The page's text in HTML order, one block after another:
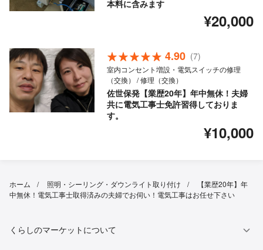
本料に含みます
¥20,000
4.90 (7)
室内コンセント増設・電気スイッチの修理
（交換） / 修理（交換）
佐世保発【業歴20年】年中無休！夫婦
共に電気工事士免許習得しておりま
す。
¥10,000
ホーム 照明・シーリング・ダウンライト取り付け
【業歴20年】年
中無休！電気工事士取得済みの夫婦でお伺い！電気工事はお任せ下さい
くらしのマーケットについて